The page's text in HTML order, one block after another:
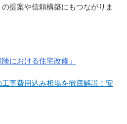
提案や信頼構築にもつながりま
における住宅改修」
事費用込み相場を徹底解説！安